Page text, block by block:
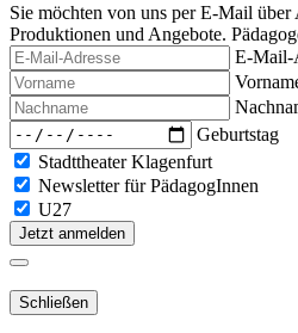
Sie möchten von uns per E-Mail
Produktionen und Angebote.
E-Mail-
Geburtstag
Stadttheater Klagenfurt
Newsletter für PädagogInnen
U27
Jetzt anmelden
Schließen